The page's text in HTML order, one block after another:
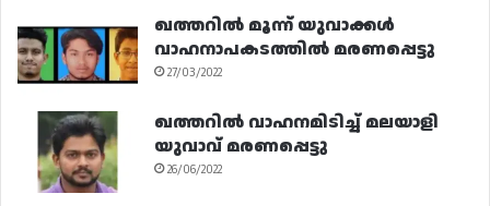
ഖത്തറിൽ മൂന്ന് യുവാക്കൾ
വാഹനാപകടത്തിൽ മരണപ്പെട്ടു
27/03/2022
ഖത്തറിൽ വാഹനമിടിച്ച് മലയാളി
യുവാവ് മരണപ്പെട്ടു
26/06/2022